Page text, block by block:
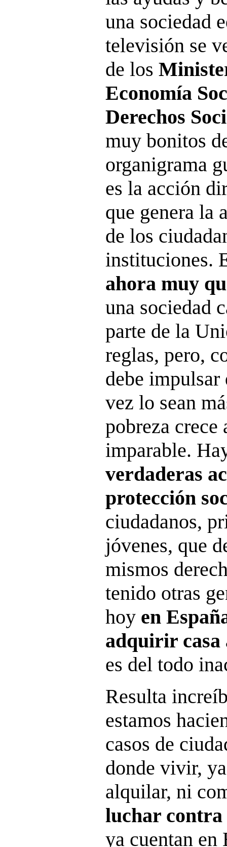
una sociedad
televisión se
de los
Economía
Derechos
muy bonitos
organigrama
es la acción
que genera la
de los
instituciones.
ahora muy
una sociedad
parte de la
reglas, pero,
debe impulsar
vez lo sean
pobreza crece
imparable.
verdaderas
protección
ciudadanos,
jóvenes, que
mismos
tenido otras
hoy en
adquirir casa
es del todo
Resulta
estamos
casos de
donde vivir,
alquilar, ni
luchar
ya cuentan en